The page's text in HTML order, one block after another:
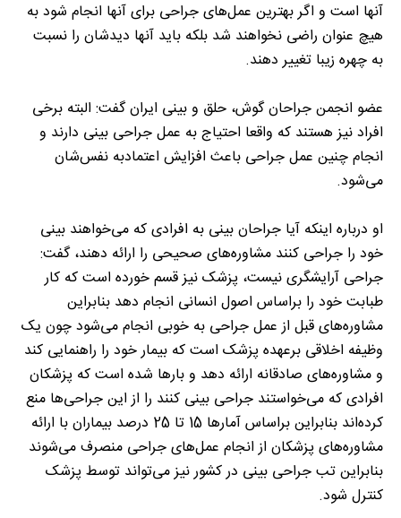
آنها است و اگر بهترین عمل‌های جراحی برای آنها انجام شود به
هیچ عنوان راضی نخواهند شد بلکه باید آنها دیدشان را نسبت
به چهره زیبا تغییر دهند.
عضو انجمن جراحان گوش، حلق و بینی ایران گفت: البته برخی
افراد نیز هستند که واقعا احتیاج به عمل جراحی بینی دارند و
انجام چنین عمل جراحی باعث افزایش اعتماد‌به نفس‌شان
می‌شود.
او درباره اینکه آیا جراحان بینی به افرادی که می‌خواهند بینی
خود را جراحی کنند مشاوره‌های صحیحی را ارائه دهند، گفت:
جراحی آرایشگری نیست، پزشک نیز قسم خورده است که کار
طبابت خود را براساس اصول انسانی انجام دهد بنابراین
مشاوره‌های قبل از عمل جراحی به خوبی انجام می‌شود چون یک
وظیفه اخلاقی برعهده پزشک است که بیمار خود را راهنمایی کند
و مشاوره‌های صادقانه ارائه دهد و بارها شده است که پزشکان
افرادی که می‌خواستند جراحی بینی کنند را از این جراحی‌ها منع
کرده‌اند بنابراین براساس آمارها 15 تا 25 درصد بیماران با ارائه‌
مشاوره‌های پزشکان از انجام عمل‌های جراحی منصرف می‌شوند
بنابراین تب جراحی بینی در کشور نیز می‌تواند توسط پزشک
کنترل شود.